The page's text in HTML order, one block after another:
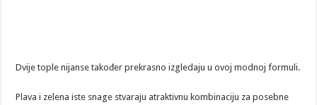
Dvije tople nijanse također prekrasno izgledaju u ovoj modnoj formuli.
Plava i zelena iste snage stvaraju atraktivnu kombinaciju za posebne